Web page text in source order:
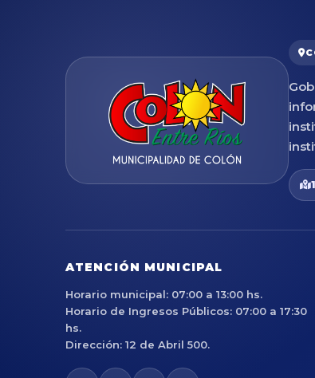
ATENCIÓN MUNICIPAL
Horario municipal: 07:00 a 13:00 hs.
Horario de Ingresos Públicos: 07:00 a 17:30
hs.
Dirección: 12 de Abril 500.